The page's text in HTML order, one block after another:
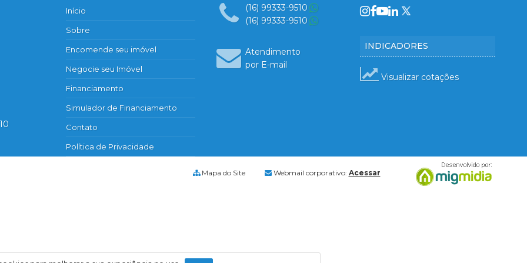
Edifício Barizza
Edifício Bosque das Caviunas
Edifício Cidade de Barcelona
Início
Sobre
Encomende seu imóvel
Negocie seu Imóvel
Financiamento
Simulador de Financiamento
Contato
Política de Privacidade
(16) 99333-9510
(16) 99333-9510
Atendimento
por E-mail
INDICADORES
Visualizar cotações
Mapa do Site Webmail corporativo: Acessar